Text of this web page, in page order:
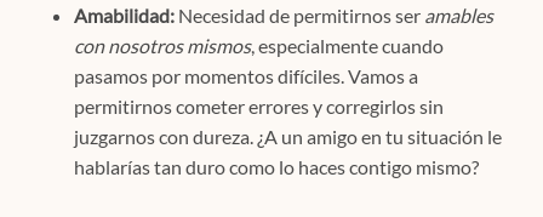
Amabilidad: Necesidad de permitirnos ser amables
con nosotros mismos, especialmente cuando
pasamos por momentos difíciles. Vamos a
permitirnos cometer errores y corregirlos sin
juzgarnos con dureza. ¿A un amigo en tu situación le
hablarías tan duro como lo haces contigo mismo?